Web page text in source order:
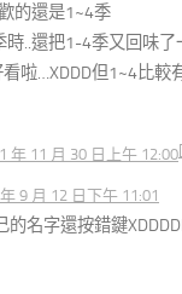
的還是1~4季
時..還把1-4季又回味了
啦…XDDD但1~4比較
年 11 月 30 日上午 12:00
9 月 12 日下午 11:01
名字還按錯鍵